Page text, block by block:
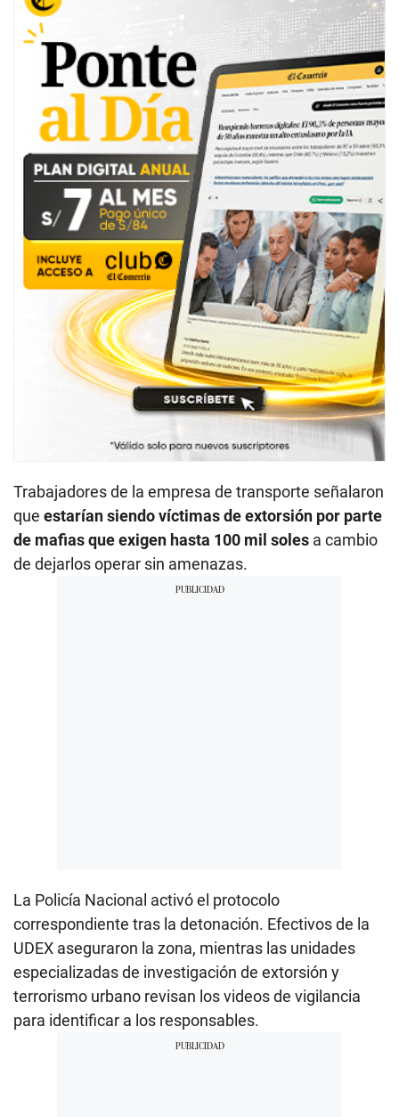
Trabajadores de la empresa de transporte señalaron
que estarían siendo víctimas de extorsión por parte
de mafias que exigen hasta 100 mil soles a cambio
de dejarlos operar sin amenazas.
La Policía Nacional activó el protocolo
correspondiente tras la detonación. Efectivos de la
UDEX aseguraron la zona, mientras las unidades
especializadas de investigación de extorsión y
terrorismo urbano revisan los videos de vigilancia
para identificar a los responsables.